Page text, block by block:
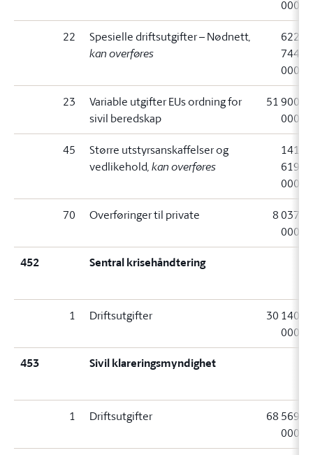
000
22 Spesielle driftsutgifter – Nødnett,
kan overføres
622
744
000
23
Variable utgifter EUs ordning for
sivil beredskap
51 900
000
45
Større utstyrsanskaffelser og
vedlikehold, kan overføres
141
619
000
70 Overføringer til private
8 037
000
452 Sentral krisehåndtering
1 Driftsutgifter
30 140
000
453 Sivil klareringsmyndighet
1 Driftsutgifter
68 569
000